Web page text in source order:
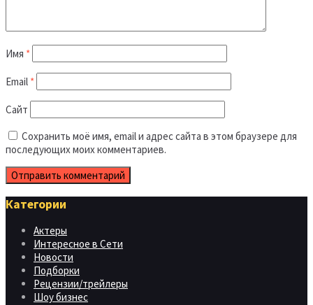
Имя *
Email *
Сайт
Сохранить моё имя, email и адрес сайта в этом браузере для
последующих моих комментариев.
Категории
Актеры
Интересное в Сети
Новости
Подборки
Рецензии/трейлеры
Шоу бизнес